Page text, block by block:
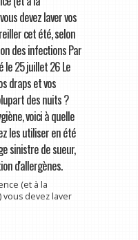
devez laver vos
cet été, selon
des infections Par
le 25 juillet 26 Le
draps et vos
des nuits ?
voici à quelle
les utiliser en été
sinistre de sueur,
d'allergènes.
(et à la
devez laver